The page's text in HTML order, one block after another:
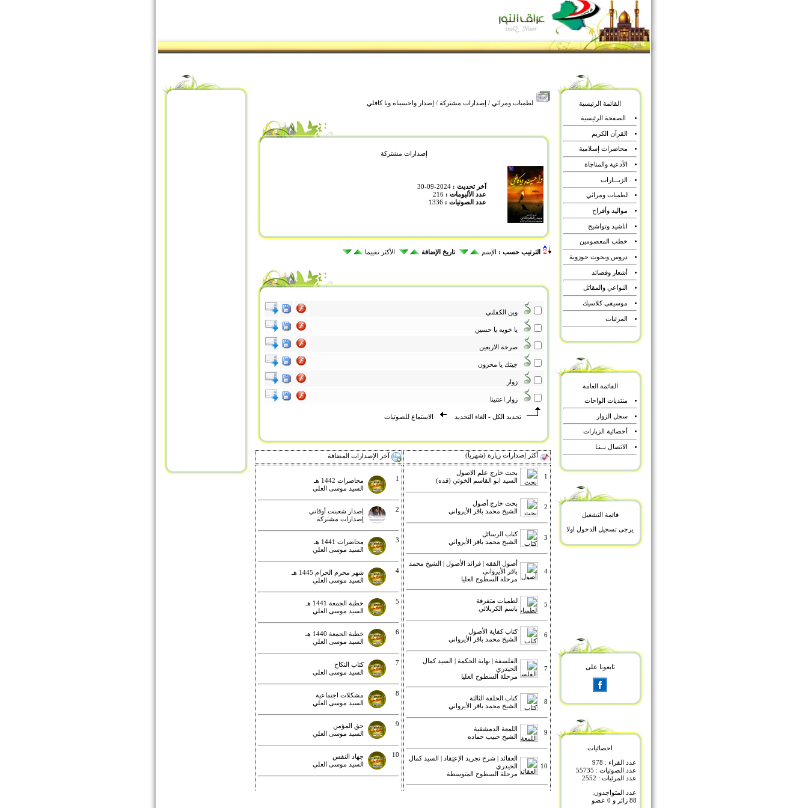
لطميات ومراثي / إصدارات مشتركة / إصدار واحسيناه ويا كافلي
إصدارات مشتركة
آخر تحديث : 2024-09-30
عدد الألبومات : 216
عدد الصوتيات : 1336
الترتيب حسب : الإسم تاريخ الإضافة الأكثر تقييما
وين الكفلني
يا خويه يا حسين
صرخة الاربعين
جيتك يا محزون
زوار
زوار اعتنينا
تحديد الكل - الغاء التحديد الاستماع للصوتيات
أكثر إصدارات زيارة (شهرياً) آخر الإصدارات المضافة
1
بحث خارج علم الاصول
السيد ابو القاسم الخوئي (قده)
2
بحث خارج أصول
الشيخ محمد باقر الأيرواني
3
كتاب الرسائل
الشيخ محمد باقر الأيرواني
4
أصول الفقه | فرائد الأصول | الشيخ محمد
باقر الأيرواني
مرحلة السطوح العليا
5
لطميات متفرقة
باسم الكربلائي
6
كتاب كفاية الأصول
الشيخ محمد باقر الأيرواني
7
الفلسفة | نهاية الحكمة | السيد كمال
الحيدري
مرحلة السطوح العليا
8
كتاب الحلقة الثالثة
الشيخ محمد باقر الأيرواني
9
اللمعة الدمشقية
الشيخ حبيب حماده
10
العقائد | شرح تجريد الإعتِقاد | السيد كمال
الحيدري
مرحلة السطوح المتوسطة
1
محاضرات 1442 هـ
السيد موسى العلي
2
إصدار شعبنت أوقاتي
إصدارات مشتركة
3
محاضرات 1441 هـ
السيد موسى العلي
4
شهر محرم الحرام 1445 هـ
السيد موسى العلي
5
خطبة الجمعة 1441 هـ
السيد موسى العلي
6
خطبة الجمعة 1440 هـ
السيد موسى العلي
7
كتاب النكاح
السيد موسى العلي
8
مشكلات اجتماعية
السيد موسى العلي
9
حق المؤمن
السيد موسى العلي
10
جهاد النفس
السيد موسى العلي
القائمة الرئيسية
الصفحة الرئيسية
القرآن الكريم
محاضرات إسلامية
الآدعية والمناجاة
الزيـــارات
لطميات ومراثي
مواليد وأفراح
اناشيد وتواشيح
خطب المعصومين
دروس وبحوث حوزوية
أشعار وقصائد
النواعي والمقاتل
موسيقى كلاسيك
المرئيات
القائمة العامة
منتديات الواحات
سجل الزوار
أحصائية الزيارات
الاتصال بــنـا
قائمة التشغيل
يرجى تسجيل الدخول اولا
تابعونا على
احصائيات
عدد القراء : 978
عدد الصوتيات : 55735
عدد المرئيات : 2552
عدد المتواجدون:
88 زائر و 0 عضو